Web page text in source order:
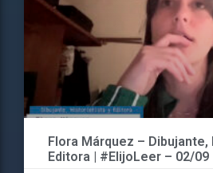
Flora Márquez –
Editora | #ElijoLeer – 02/09